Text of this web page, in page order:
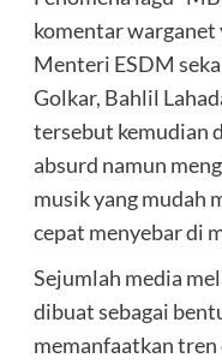
komentar warganet
Menteri ESDM
Golkar, Bahlil
tersebut kemudian
absurd namun
musik yang mudah
cepat menyebar di
Sejumlah media
dibuat sebagai
memanfaatkan tren